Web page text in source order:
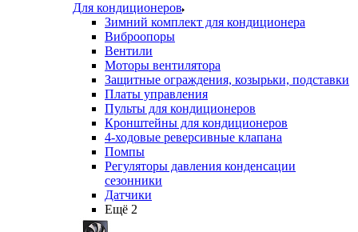
Для кондиционеров
Зимний комплект для кондиционера
Виброопоры
Вентили
Моторы вентилятора
Защитные ограждения, козырьки, подставки
Платы управления
Пульты для кондиционеров
Кронштейны для кондиционеров
4-ходовые реверсивные клапана
Помпы
Регуляторы давления конденсации
сезонники
Датчики
Ещё 2